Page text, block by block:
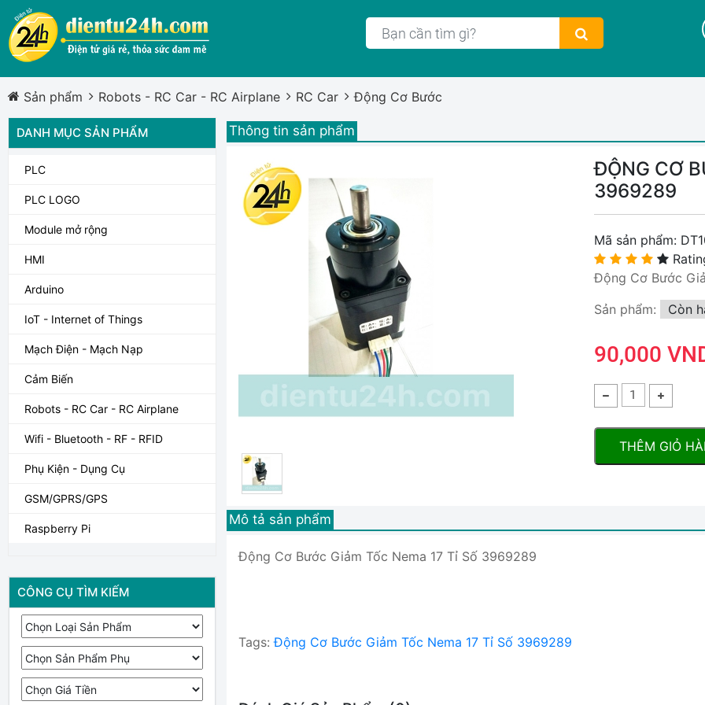
Sản phẩm Robots - RC Car - RC Airplane RC Car Động Cơ Bước
Thông tin sản phẩm
ĐỘNG CƠ
3969289
Mã sản phẩm:
Động Cơ Bước
Sản phẩm:
Còn
90,000
THÊM GIỎ
Mô tả sản phẩm
Động Cơ Bước Giảm Tốc Nema 17 Tỉ Số 3969289
Tags: Động Cơ Bước Giảm Tốc Nema 17 Tỉ Số 3969289
DANH MỤC SẢN PHẨM
PLC
PLC LOGO
Module mở rộng
HMI
Arduino
IoT - Internet of Things
Mạch Điện - Mạch Nạp
Cảm Biến
Robots - RC Car - RC Airplane
Wifi - Bluetooth - RF - RFID
Phụ Kiện - Dụng Cụ
GSM/GPRS/GPS
Raspberry Pi
CÔNG CỤ TÌM KIẾM